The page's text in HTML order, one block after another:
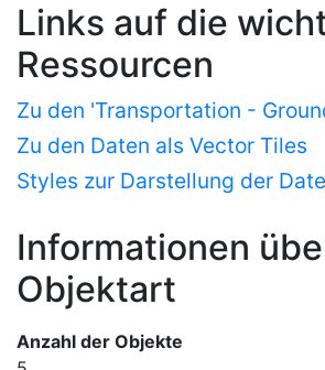
Links auf die
Ressourcen
Zu den Daten als Vector Tiles
Styles zur Darstellung der
Informationen
Objektart
Anzahl der Objekte